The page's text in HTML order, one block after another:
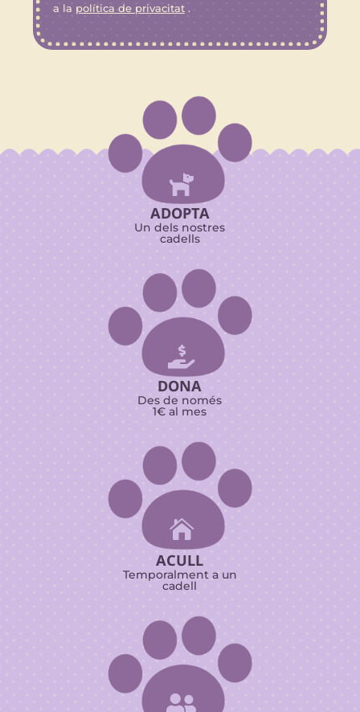
a la política de privacitat .

ADOPTA
Un dels nostres
cadells

DONA
Des de només
1€ al mes

ACULL
Temporalment a un
cadell
